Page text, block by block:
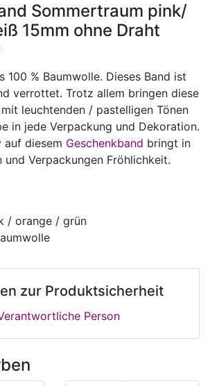
Sommertraum pink/
15mm ohne Draht
100 % Baumwolle. Dieses Band ist
verrottet. Trotz allem bringen diese
mit leuchtenden / pastelligen Tönen
in jede Verpackung und Dekoration.
auf diesem Geschenkband bringt in
und Verpackungen Fröhlichkeit.
/ orange / grün
zur Produktsicherheit
Person